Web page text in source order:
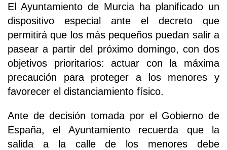
El Ayuntamiento de Murcia ha planificado un
dispositivo especial ante el decreto que
permitirá que los más pequeños puedan salir a
pasear a partir del próximo domingo, con dos
objetivos prioritarios: actuar con la máxima
precaución para proteger a los menores y
favorecer el distanciamiento físico.
Ante de decisión tomada por el Gobierno de
España, el Ayuntamiento recuerda que la
salida a la calle de los menores debe